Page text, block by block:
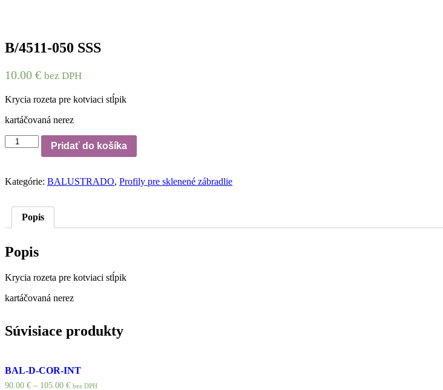
B/4511-050 SSS
10.00 € bez DPH
Krycia rozeta pre kotviaci stĺpik
kartáčovaná nerez
množstvo
B/4511-
Pridať do košíka
Kategórie: BALUSTRADO, Profily pre sklenené zábradlie
Popis
Popis
Krycia rozeta pre kotviaci stĺpik
kartáčovaná nerez
Súvisiace produkty
BAL-D-COR-INT
90.00 € – 105.00 € bez DPH